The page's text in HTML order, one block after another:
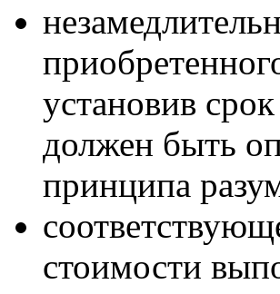
установив
должен быть
принципа
стоимости